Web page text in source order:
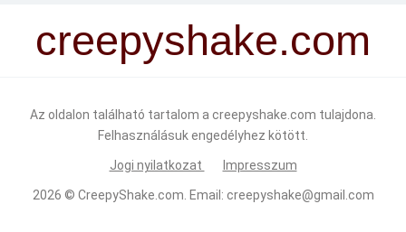
creepyshake.com
Az oldalon található tartalom a creepyshake.com tulajdona.
Felhasználásuk engedélyhez kötött.
Jogi nyilatkozat Impresszum
2026 © CreepyShake.com . Email: creepyshake@gmail.com